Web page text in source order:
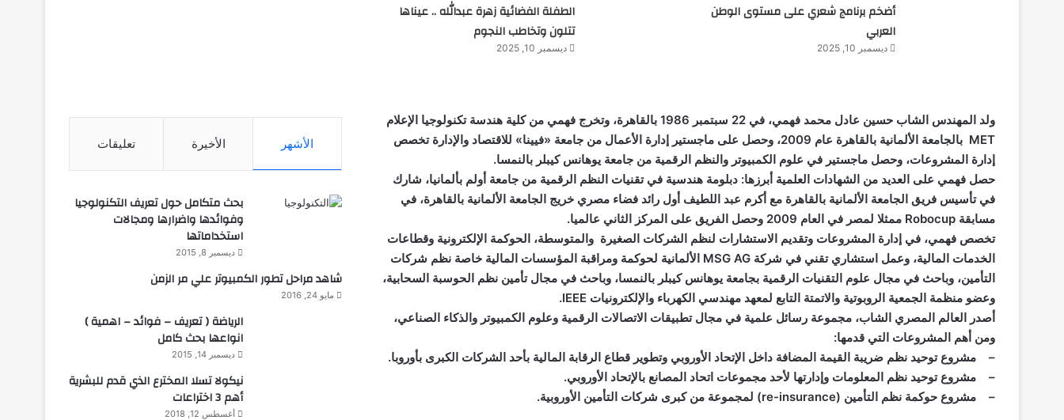
أضخم برنامج شعري على مستوى الوطن
العربي
ديسمبر 10, 2025
الطفلة الفضائية زهرة عبدالله .. عيناها
تتلون وتخاطب النجوم
ديسمبر 10, 2025
ولد المهندس الشاب حسين عادل محمد فهمي، في 22 سبتمبر 1986 بالقاهرة، وتخرج فهمي من كلية هندسة تكنولوجيا الإعلام
MET بالجامعة الألمانية بالقاهرة عام 2009، وحصل على ماجستير إدارة الأعمال من جامعة «فيينا» للاقتصاد والإدارة تخصص
إدارة المشروعات، وحصل ماجستير في علوم الكمبيوتر والنظم الرقمية من جامعة يوهانس كيبلر بالنمسا.
حصل فهمي على العديد من الشهادات العلمية أبرزها: دبلومة هندسية في تقنيات النظم الرقمية من جامعة أولم بألمانيا، شارك
في تأسيس فريق الجامعة الألمانية بالقاهرة مع أكرم عبد اللطيف أول رائد فضاء مصري خريج الجامعة الألمانية بالقاهرة، في
مسابقة Robocup ممثلا لمصر في العام 2009 وحصل الفريق على المركز الثاني عالميا.
تخصص فهمي، في إدارة المشروعات وتقديم الاستشارات لنظم الشركات الصغيرة والمتوسطة، الحوكمة الإلكترونية وقطاعات
الخدمات المالية، وعمل استشاري تقني في شركة MSG AG الألمانية لحوكمة ومراقبة المؤسسات المالية خاصة نظم شركات
التأمين، وباحث في مجال علوم التقنيات الرقمية بجامعة يوهانس كيبلر بالنمسا، وباحث في مجال تأمين نظم الحوسبة السحابية،
وعضو منظمة الجمعية الروبوتية والاتمتة التابع لمعهد مهندسي الكهرباء والإلكترونيات IEEE.
أصدر العالم المصري الشاب، مجموعة رسائل علمية في مجال تطبيقات الاتصالات الرقمية وعلوم الكمبيوتر والذكاء الصناعي،
ومن أهم المشروعات التي قدمها:
– مشروع توحيد نظم ضريبة القيمة المضافة داخل الإتحاد الأوروبي وتطوير قطاع الرقابة المالية بأحد الشركات الكبرى بأوروبا.
– مشروع توحيد نظم المعلومات وإدارتها لأحد مجموعات اتحاد المصانع بالإتحاد الأوروبي.
– مشروع حوكمة نظم التأمين (re-insurance) لمجموعة من كبرى شركات التأمين الأوروبية.
الأشهر الأخيرة تعليقات
بحث متكامل حول تعريف التكنولوجيا
وفوائدها واضرارها ومجالات
استخداماتها
ديسمبر 8, 2015
شاهد مراحل تطور الكمبيوتر علي مر الزمن
مايو 24, 2016
الرياضة ( تعريف – فوائد – اهمية )
انواعها بحث كامل
ديسمبر 14, 2015
نيكولا تسلا المخترع الذي قدم للبشرية
أهم 3 اختراعات
أغسطس 12, 2018